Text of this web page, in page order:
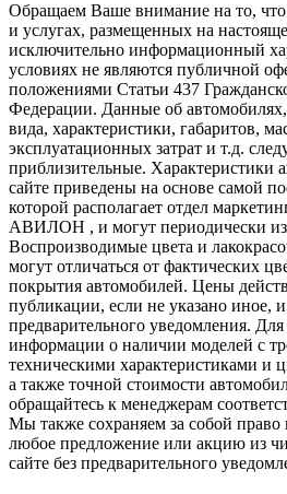
Обращаем Ваше внимание на то, что
и услугах, размещенных на
исключительно информационный
условиях не являются публичной
положениями Статьи 437
Федерации. Данные об
вида, характеристики, габаритов,
эксплуатационных затрат и т.д.
приблизительные. Характеристики
сайте приведены на основе самой
которой располагает отдел
АВИЛОН , и могут периодически
Воспроизводимые цвета и
могут отличаться от фактических
покрытия автомобилей. Цены
публикации, если не указано иное,
предварительного уведомления.
информации о наличии моделей с
техническими характеристиками и
а также точной стоимости
обращайтесь к менеджерам
Мы также сохраняем за собой
любое предложение или акцию из
сайте без предварительного